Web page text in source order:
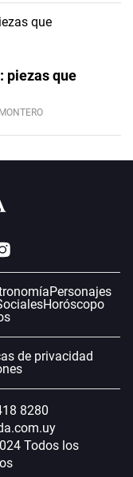
piezas que
Personajes
Horóscopo
de privacidad
8280
Todos los